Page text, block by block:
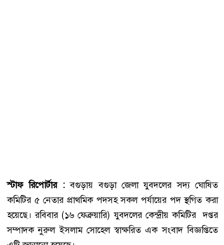
স্টাফ রিপোর্টার :বগুড়ায় বগুড়া জেলা যুবদলের সদ্য ঘোষিত
কমিটির ৫ নেতার প্রাথমিক পদসহ সকল পর্যায়ের পদ স্থগিত করা
হয়েছে। রবিবার (১৬ ফেব্রুয়ারি) যুবদলের কেন্দ্রীয় কমিটির দপ্তর
সম্পাদক নুরুল ইসলাম সোহেল স্বাক্ষরিত এক সংবাদ বিজ্ঞপ্তিতে